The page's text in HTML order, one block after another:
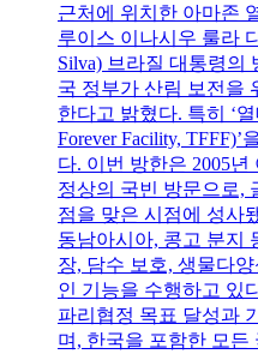
근처에 위치한 아마존
루이스 이나시우 룰라
Silva) 브라질 대통령의
국 정부가 산림 보전을
한다고 밝혔다. 특히 ‘
Forever Facility,
다. 이번 방한은 2005
정상의 국빈 방문으로,
점을 맞은 시점에 성사
동남아시아, 콩고 분지
장, 담수 보호, 생물다
인 기능을 수행하고 있
파리협정 목표 달성과
며, 한국을 포함한 모든